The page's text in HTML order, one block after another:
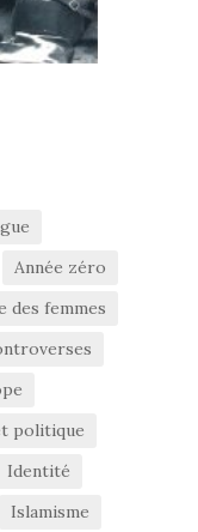
Année zéro
des femmes
politique
Identité
Islamisme